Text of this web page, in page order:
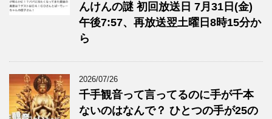
んけんの謎 初回放送日 7月31日(金)
午後7:57、再放送翌土曜日8時15分か
ら
2026/07/26
千手観音って言ってるのに手が千本
ないのはなんで？ ひとつの手が25の